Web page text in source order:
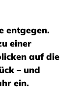
entgegen.
einer
auf die
– und
ein.